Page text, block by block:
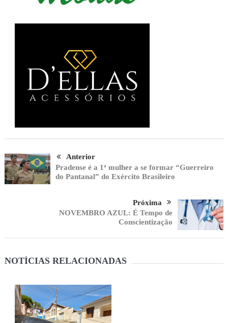
Anterior
Pradense é a 1ª mulher a se formar “Guerreiro
do Pantanal” do Exército Brasileiro
Próxima
NOVEMBRO AZUL: É Tempo de
Conscientização
NOTÍCIAS RELACIONADAS